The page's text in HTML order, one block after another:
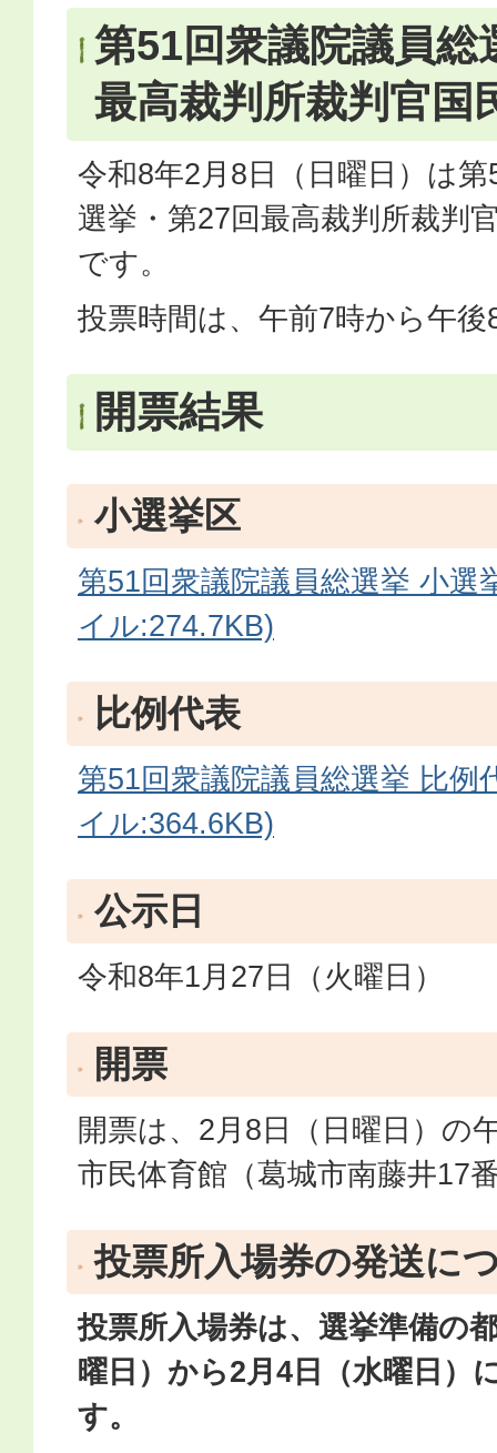
第51回衆議院議員総
最高裁判所裁判官国
令和8年2月8日（日曜日）は
選挙・第27回最高裁判所裁判
です。
投票時間は、午前7時から午
開票結果
小選挙区
第51回衆議院議員総選挙 小選
イル:274.7KB)
比例代表
第51回衆議院議員総選挙 比例
イル:364.6KB)
公示日
令和8年1月27日（火曜日）
開票
開票は、2月8日（日曜日）の
市民体育館（葛城市南藤井17
投票所入場券の発送に
投票所入場券は、選挙準備の
曜日）から2月4日（水曜日）
す。